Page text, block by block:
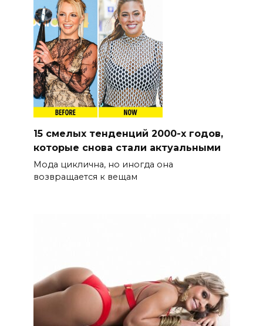
15 смелых тенденций 2000-х годов,
которые снова стали актуальными
Мода циклична, но иногда она
возвращается к вещам